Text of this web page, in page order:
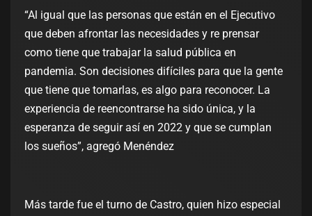
“Al igual que las personas que están en el Ejecutivo
que deben afrontar las necesidades y re prensar
como tiene que trabajar la salud pública en
pandemia. Son decisiones difíciles para que la gente
que tiene que tomarlas, es algo para reconocer. La
experiencia de reencontrarse ha sido única, y la
esperanza de seguir así en 2022 y que se cumplan
los sueños”, agregó Menéndez
Más tarde fue el turno de Castro, quien hizo especial